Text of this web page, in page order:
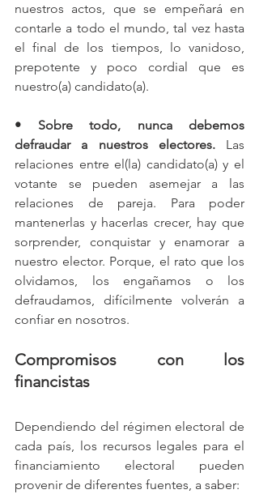
nuestros actos, que se empeñará en
contarle a todo el mundo, tal vez hasta
el final de los tiempos, lo vanidoso,
prepotente y poco cordial que es
nuestro(a) candidato(a).
• Sobre todo, nunca debemos
defraudar a nuestros electores. Las
relaciones entre el(la) candidato(a) y el
votante se pueden asemejar a las
relaciones de pareja. Para poder
mantenerlas y hacerlas crecer, hay que
sorprender, conquistar y enamorar a
nuestro elector. Porque, el rato que los
olvidamos, los engañamos o los
defraudamos, difícilmente volverán a
confiar en nosotros.
Compromisos con los
financistas
Dependiendo del régimen electoral de
cada país, los recursos legales para el
financiamiento electoral pueden
provenir de diferentes fuentes, a saber: